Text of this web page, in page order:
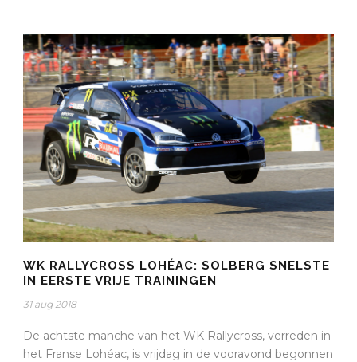
WK RALLYCROSS LOHÉAC: SOLBERG SNELSTE
IN EERSTE VRIJE TRAININGEN
31 aug 2018
De achtste manche van het WK Rallycross, verreden in
het Franse Lohéac, is vrijdag in de vooravond begonnen